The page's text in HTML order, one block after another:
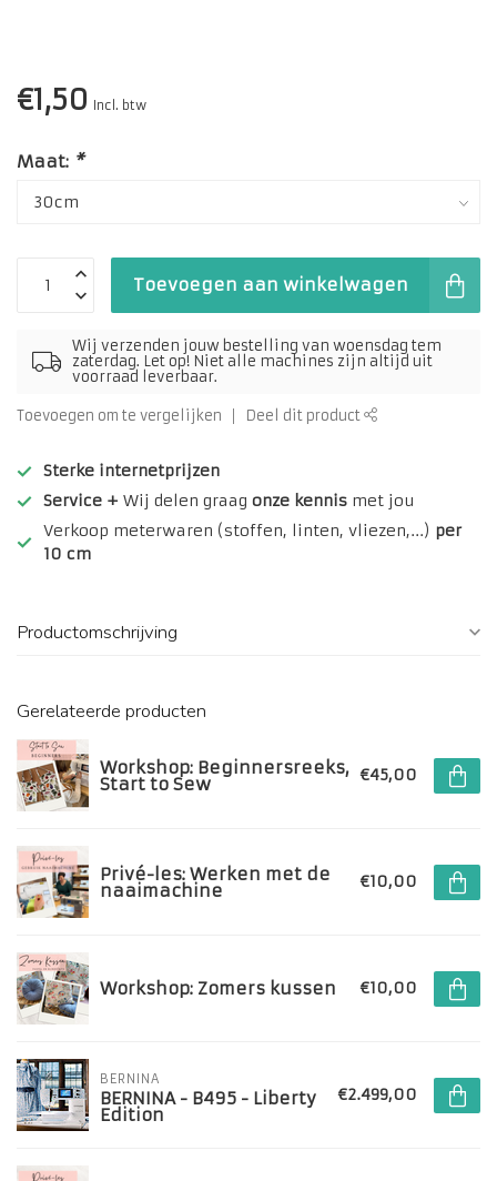
€1,50 Incl. btw
Maat: *
Toevoegen aan winkelwagen
Wij verzenden jouw bestelling van woensdag tem
zaterdag. Let op! Niet alle machines zijn altijd uit
voorraad leverbaar.
Toevoegen om te vergelijken Deel dit product
Sterke internetprijzen
Service + Wij delen graag onze kennis met jou
Verkoop meterwaren (stoffen, linten, vliezen,...) per
10 cm
Productomschrijving
Gerelateerde producten
Workshop: Beginnersreeks,
Start to Sew €45,00
Privé-les: Werken met de
naaimachine €10,00
Workshop: Zomers kussen €10,00
BERNINA
BERNINA - B495 - Liberty
Edition
€2.499,00